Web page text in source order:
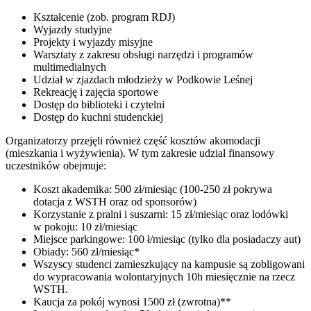
Kształcenie (zob. program RDJ)
Wyjazdy studyjne
Projekty i wyjazdy misyjne
Warsztaty z zakresu obsługi narzędzi i programów
multimedialnych
Udział w zjazdach młodzieży w Podkowie Leśnej
Rekreację i zajęcia sportowe
Dostęp do biblioteki i czytelni
Dostęp do kuchni studenckiej
Organizatorzy przejęli również część kosztów akomodacji
(mieszkania i wyżywienia). W tym zakresie udział finansowy
uczestników obejmuje:
Koszt akademika: 500 zł/miesiąc (100-250 zł pokrywa
dotacja z WSTH oraz od sponsorów)
Korzystanie z pralni i suszarni: 15 zł/miesiąc oraz lodówki
w pokoju: 10 zł/miesiąc
Miejsce parkingowe: 100 ł/miesiąc (tylko dla posiadaczy aut)
Obiady: 560 zł/miesiąc*
Wszyscy studenci zamieszkujący na kampusie są zobligowani
do wypracowania wolontaryjnych 10h miesięcznie na rzecz
WSTH.
Kaucja za pokój wynosi 1500 zł (zwrotna)**